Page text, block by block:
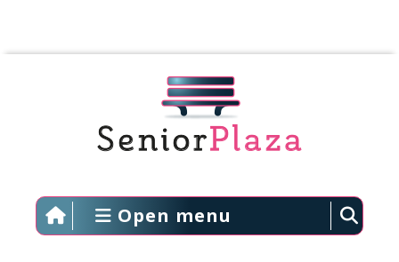
Open menu